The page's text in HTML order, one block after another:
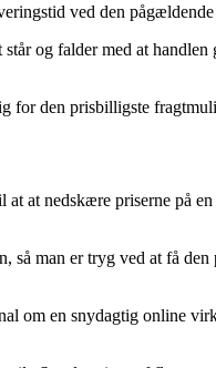
ved den pågældende
og falder med at handlen
for den prisbilligste
at at nedskære priserne på
så man er tryg ved at få den
om en snydagtig online